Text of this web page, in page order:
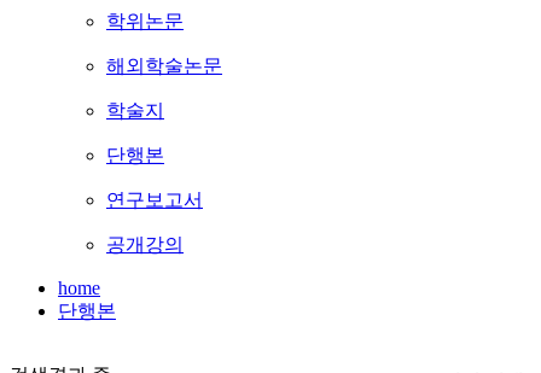
학위논문
해외학술논문
학술지
단행본
연구보고서
공개강의
home
단행본